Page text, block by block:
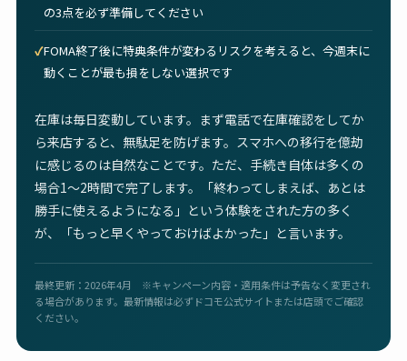
の3点を必ず準備してください
FOMA終了後に特典条件が変わるリスクを考えると、今週末に
動くことが最も損をしない選択です
在庫は毎日変動しています。まず電話で在庫確認をしてか
ら来店すると、無駄足を防げます。スマホへの移行を億劫
に感じるのは自然なことです。ただ、手続き自体は多くの
場合1〜2時間で完了します。「終わってしまえば、あとは
勝手に使えるようになる」という体験をされた方の多く
が、「もっと早くやっておけばよかった」と言います。
最終更新：2026年4月 ※キャンペーン内容・適用条件は予告なく変更され
る場合があります。最新情報は必ずドコモ公式サイトまたは店頭でご確認
ください。